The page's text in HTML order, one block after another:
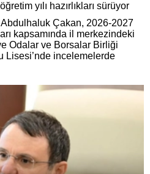
yılı hazırlıkları sürüyor
Çakan, 2026-2027
kapsamında il merkezindeki
Odalar ve Borsalar Birliği
Lisesi’nde incelemelerde